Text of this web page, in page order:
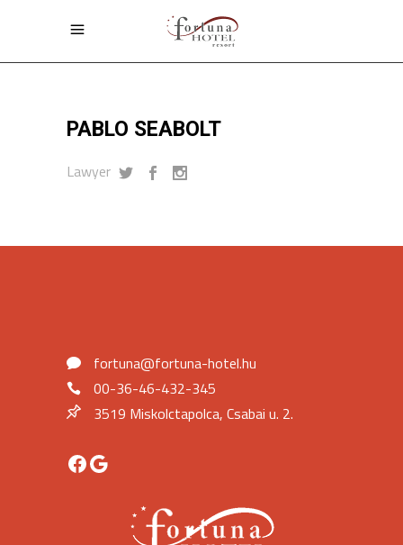
PABLO SEABOLT
Lawyer
fortuna@fortuna-hotel.hu
00-36-46-432-345
3519 Miskolctapolca, Csabai u. 2.
Facebook
Google